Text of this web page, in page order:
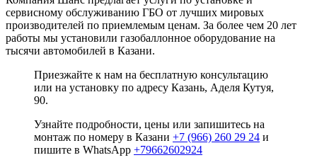
сервисному обслуживанию ГБО от лучших мировых
производителей по приемлемым ценам. За более чем 20 лет
работы мы установили газобаллонное оборудование на
тысячи автомобилей в Казани.
Приезжайте к нам на бесплатную консультацию
или на установку по адресу Казань, Аделя Кутуя,
90.
Узнайте подробности, цены или запишитесь на
монтаж по номеру в Казани +7 (966) 260 29 24 и
пишите в WhatsApp +79662602924